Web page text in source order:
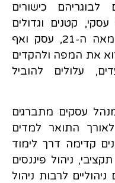
כישורים
קטנים וגדולים
כאחד. בשוק התחרותי של המאה ה-21, עסק ואף
את המפה ולהקדים
עלולים להוביל
עסקים מתברגים
התואר למדים
קדימה דרך לימוד
ניהול פיננסים
לרבות ניהול